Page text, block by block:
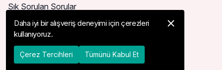
Sık Sorulan Sorular
Nasıl Sipariş Verebilirim?
Kargo ve Teslimat
İade, İptal ve Değişim
Daha iyi bir alışveriş deneyimi için çerezleri
kullanıyoruz.
Çerez Tercihleri Tümünü Kabul Et